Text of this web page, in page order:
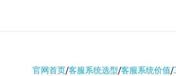
官网首页/客服系统选型/客服系统价值/